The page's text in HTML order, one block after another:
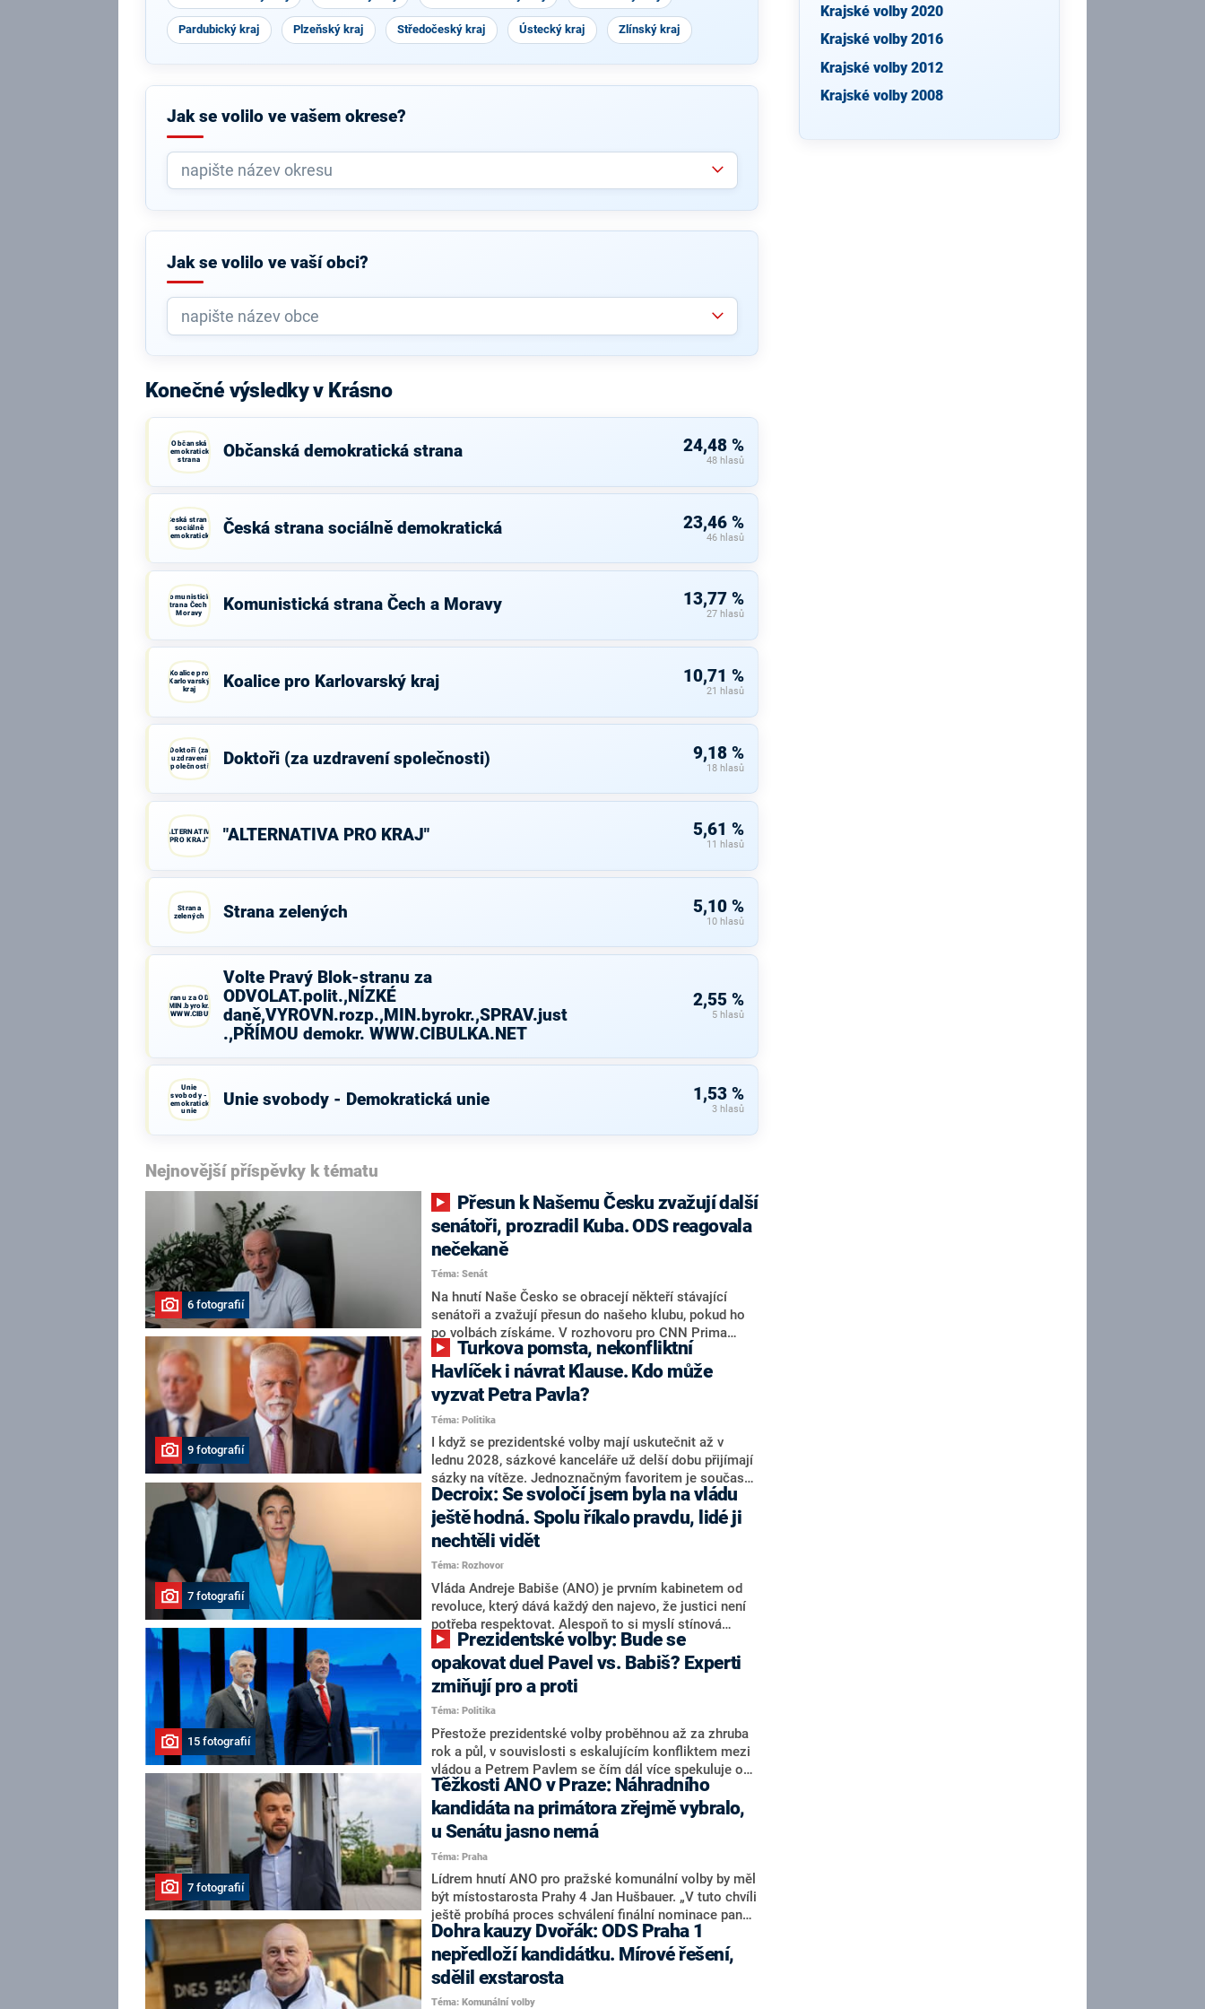
Pardubický kraj Plzeňský kraj Středočeský kraj Ústecký kraj Zlínský kraj
Jak se volilo ve vašem okrese?
Jak se volilo ve vaší obci?
Konečné výsledky v Krásno
Občanská
demokratická
strana
Občanská demokratická strana 24,48 %
48 hlasů
Česká strana
sociálně
demokratická
Česká strana sociálně demokratická 23,46 %
46 hlasů
Komunistická
strana Čech a
Moravy
Komunistická strana Čech a Moravy 13,77 %
27 hlasů
Koalice pro
Karlovarský
kraj
Koalice pro Karlovarský kraj 10,71 %
21 hlasů
Doktoři (za
uzdravení
společnosti)
Doktoři (za uzdravení společnosti) 9,18 %
18 hlasů
"ALTERNATIVA
PRO KRAJ"
"ALTERNATIVA PRO KRAJ" 5,61 %
11 hlasů
Strana
zelených
Strana zelených 5,10 %
10 hlasů
Volte Pravý Blok-stranu za ODVOLAT.polit.,NÍZKÉ
daně,VYROVN.rozp.,MIN.byrokr.,SPRAV.just.,PŘÍMOU
demokr. WWW.CIBULKA.NET
Volte Pravý Blok-stranu za
ODVOLAT.polit.,NÍZKÉ
daně,VYROVN.rozp.,MIN.byrokr.,SPRAV.just
.,PŘÍMOU demokr. WWW.CIBULKA.NET
2,55 %
5 hlasů
Unie
svobody -
Demokratická
unie
Unie svobody - Demokratická unie 1,53 %
3 hlasů
Nejnovější příspěvky k tématu
6 fotografií
senátoři, prozradil Kuba. ODS reagovala
nečekaně
Téma: Senát
Na hnutí Naše Česko se obracejí někteří stávající
senátoři a zvažují přesun do našeho klubu, pokud ho
po volbách získáme. V rozhovoru pro CNN Prima
NEWS to řekl zakladatel hnutí a jihočeský hejtman
Martin Kuba. Konkrétní nebyl, ale získat by takto mohl
například senátora Zdeňka Hrabu, který je dnes
součástí klubu ODS a TOP 09. Hraba to na dotaz
redakce nevyloučil. Předseda klubu senátorů ODS
Zdeněk Nytra redakci řekl, že počítá s odchodem
některých senátorů z klubu a že Naše Česko není
nepřítel, ale soupeř.
9 fotografií
Havlíček i návrat Klause. Kdo může
vyzvat Petra Pavla?
Téma: Politika
I když se prezidentské volby mají uskutečnit až v
lednu 2028, sázkové kanceláře už delší dobu přijímají
sázky na vítěze. Jednoznačným favoritem je současná
hlava státu Petr Pavel. Daleko za ním pak bookmakeři
zmiňují dva výrazné politiky ANO, tedy premiéra
Andreje Babiše a ministra průmyslu Karla Havlíčka.
Oblíbeným tipem samotných sázkařů je poslanec za
Motoristy Filip Turek. Politolog Jan Kubáček nicméně
o případné kandidatuře kohokoliv ze zmíněné trojice
značně pochybuje. Podle něj současná koalice dosud
nemá osobu, která by Pavlovi mohla konkurovat.
7 fotografií
Decroix: Se svoločí jsem byla na vládu
ještě hodná. Spolu říkalo pravdu, lidé ji
nechtěli vidět
Téma: Rozhovor
Vláda Andreje Babiše (ANO) je prvním kabinetem od
revoluce, který dává každý den najevo, že justici není
potřeba respektovat. Alespoň to si myslí stínová
ministryně spravedlnosti ODS Eva Decroix. V
rozhovoru pro CNN Prima NEWS si nebrala servítky
ohledně politického výkonu svého nástupce Jeronýma
Tejce (za ANO) či vládní zmocněnkyně pro lidská
práva Taťány Malé (ANO). Označením „svoloč“ na
adresu vlády prý byla ještě hodná. Decroix se také
vrátila k volební porážce koalice Spolu či promluvila o
hnutí Naše Česko Martina Kuby.
15 fotografií
opakovat duel Pavel vs. Babiš? Experti
zmiňují pro a proti
Téma: Politika
Přestože prezidentské volby proběhnou až za zhruba
rok a půl, v souvislosti s eskalujícím konfliktem mezi
vládou a Petrem Pavlem se čím dál více spekuluje o
tom, koho by do bitvy o Hrad mohla vyslat současná
koalice. Někteří političtí komentátoři znovu vytahují
jméno premiéra Andreje Babiše (ANO). Jak moc je
pravděpodobné, že se v prezidentských volbách 2028
bude znovu opakovat souboj z roku 2023?
7 fotografií
Těžkosti ANO v Praze: Náhradního
kandidáta na primátora zřejmě vybralo,
u Senátu jasno nemá
Téma: Praha
Lídrem hnutí ANO pro pražské komunální volby by měl
být místostarosta Prahy 4 Jan Hušbauer. „V tuto chvíli
ještě probíhá proces schválení finální nominace pana
Jana Hušbauera Výborem hnutí ANO,“ uvedl pro
redakci místopředseda pražského ANO Martin
Benkovič. O Hušbauerovi se spekulovalo jako o
náhradníkovi v čele pražské kandidátky poté, co
rezignoval po sérii nejasností v majetkových
Dohra kauzy Dvořák: ODS Praha 1
nepředloží kandidátku. Mírové řešení,
sdělil exstarosta
Téma: Komunální volby
Krajské volby 2020
Krajské volby 2016
Krajské volby 2012
Krajské volby 2008